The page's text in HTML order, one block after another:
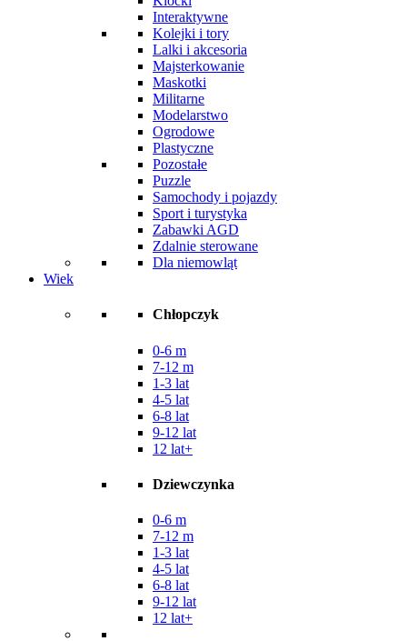
Interaktywne
Kolejki i tory
Lalki i akcesoria
Majsterkowanie
Maskotki
Militarne
Modelarstwo
Ogrodowe
Plastyczne
Pozostałe
Puzzle
Samochody i pojazdy
Sport i turystyka
Zabawki AGD
Zdalnie sterowane
Dla niemowląt
Wiek
Chłopczyk
0-6 m
7-12 m
1-3 lat
4-5 lat
6-8 lat
9-12 lat
12 lat+
Dziewczynka
0-6 m
7-12 m
1-3 lat
4-5 lat
6-8 lat
9-12 lat
12 lat+